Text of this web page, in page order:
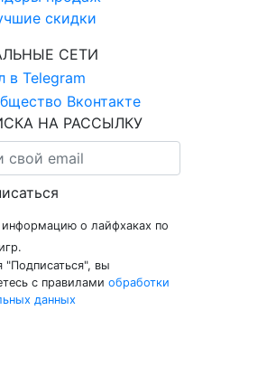
скидки
СЕТИ
НА РАССЫЛКУ
о лайфхаках по
вы
с правилами обработки
данных